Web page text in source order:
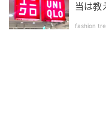
さりげないリボン使
式オンラインストア
当は教
fashion